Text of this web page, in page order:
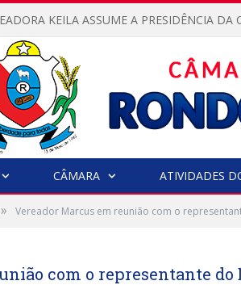
CÂMARA ATIVIDADES
» Vereador Marcus em reunião com o
com o representante do